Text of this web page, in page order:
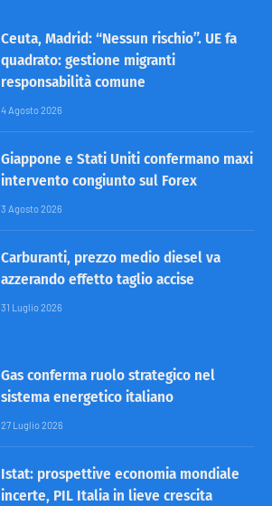
Ceuta, Madrid: “Nessun rischio”. UE fa
quadrato: gestione migranti
responsabilità comune
4 Agosto 2026
Giappone e Stati Uniti confermano maxi
intervento congiunto sul Forex
3 Agosto 2026
Carburanti, prezzo medio diesel va
azzerando effetto taglio accise
31 Luglio 2026
Gas conferma ruolo strategico nel
sistema energetico italiano
27 Luglio 2026
Istat: prospettive economia mondiale
incerte, PIL Italia in lieve crescita